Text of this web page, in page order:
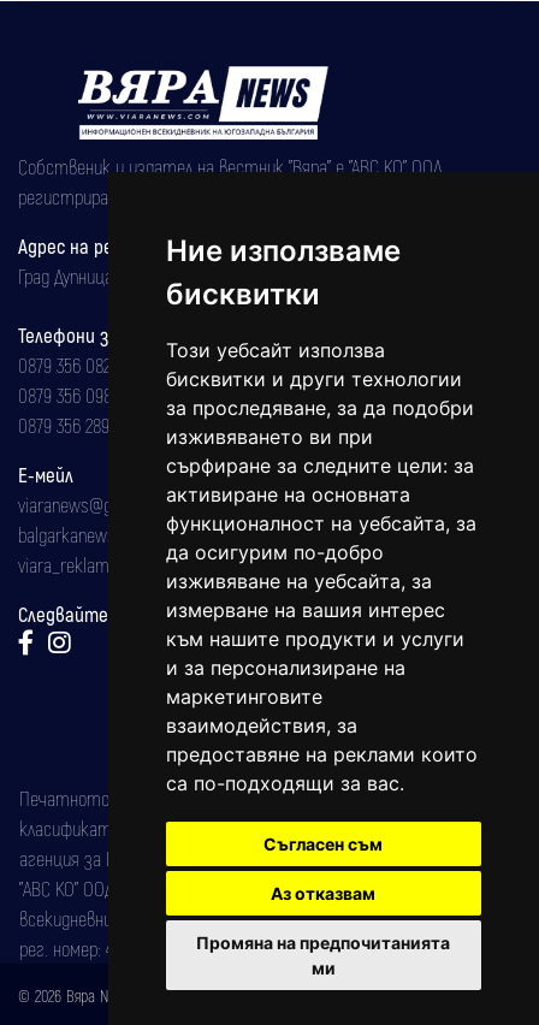
Ние използваме
бисквитки
Този уебсайт използва
бисквитки и други технологии
за проследяване, за да подобри
изживяването ви при
сърфиране за следните цели: за
активиране на основната
функционалност на уебсайта, за
да осигурим по-добро
изживяване на уебсайта, за
измерване на вашия интерес
към нашите продукти и услуги
и за персонализиране на
маркетинговите
взаимодействия, за
предоставяне на реклами които
са по-подходящи за вас.
Съгласен съм
Аз отказвам
Промяна на предпочитанията
ми
Собственик и издател на вестник "Вяра" е "АВС КО" ООД,
регистрирана на 08.05.2002 година.
Адрес на редакцията
Град Дупница, ул.''Христо Ботев" 43
Телефони за реклама и абонаменти
0879 356 082
0879 356 098
0879 356 289
Е-мейл
viaranews@gmail.com
balgarkanews@gmail.com
viara_reklama@mail.bg
Следвайте ни:
Печатното издание на вестника е регистрирано в националния
класификатор на печатните издания (Българска национална
агенция за ISSN) под номер: ISSN 1312-4722.
"АВС КО" ООД е притежател на марката: Вяра информационен
всекидневник на югозападна България, със свидетелство за марка
рег. номер: 47857/11.05.2004 година.
© 2026 Вяра News Всички права запазени!